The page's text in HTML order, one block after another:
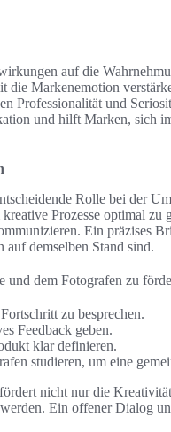
auf die
die Markenemotion
Professionalität und
und hilft Marken, sich
Rolle bei der
Prozesse optimal
Ein präzises
demselben Stand sind.
dem Fotografen zu
zu besprechen.
Feedback geben.
klar definieren.
studieren, um eine
fördert nicht nur die
Ein offener Dialog